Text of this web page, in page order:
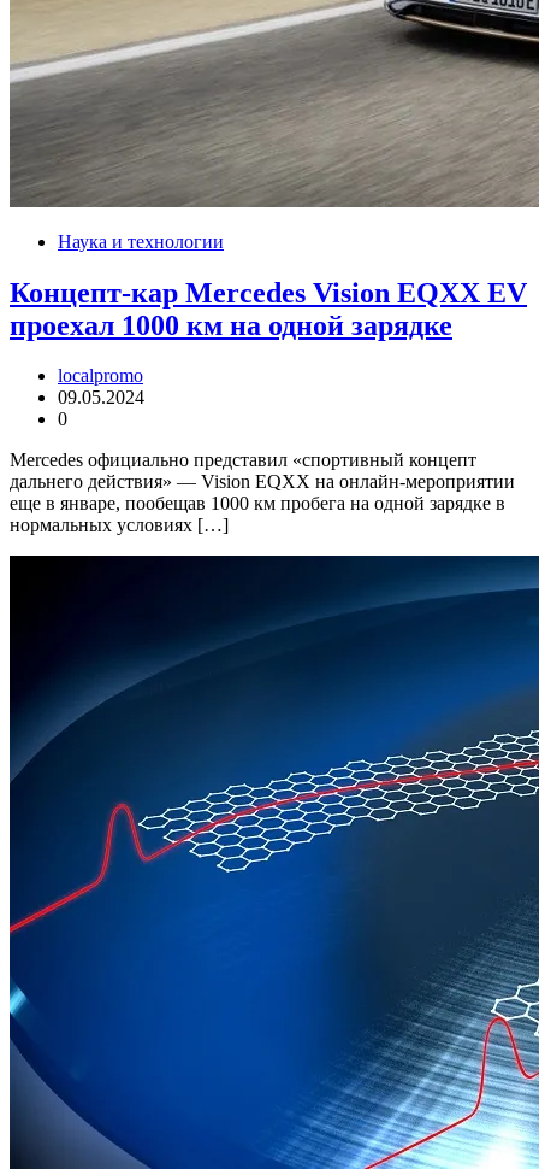
Наука и технологии
Концепт-кар Mercedes Vision EQXX EV
проехал 1000 км на одной зарядке
localpromo
09.05.2024
0
Mercedes официально представил «спортивный концепт
дальнего действия» — Vision EQXX на онлайн-мероприятии
еще в январе, пообещав 1000 км пробега на одной зарядке в
нормальных условиях […]